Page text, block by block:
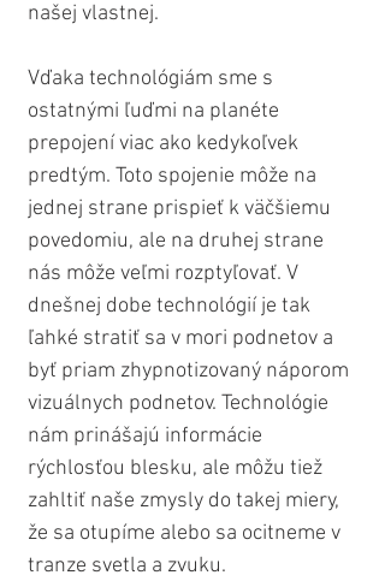
našej vlastnej.
Vďaka technológiám sme s
ostatnými ľuďmi na planéte
prepojení viac ako kedykoľvek
predtým. Toto spojenie môže na
jednej strane prispieť k väčšiemu
povedomiu, ale na druhej strane
nás môže veľmi rozptyľovať. V
dnešnej dobe technológií je tak
ľahké stratiť sa v mori podnetov a
byť priam zhypnotizovaný náporom
vizuálnych podnetov. Technológie
nám prinášajú informácie
rýchlosťou blesku, ale môžu tiež
zahltiť naše zmysly do takej miery,
že sa otupíme alebo sa ocitneme v
tranze svetla a zvuku.